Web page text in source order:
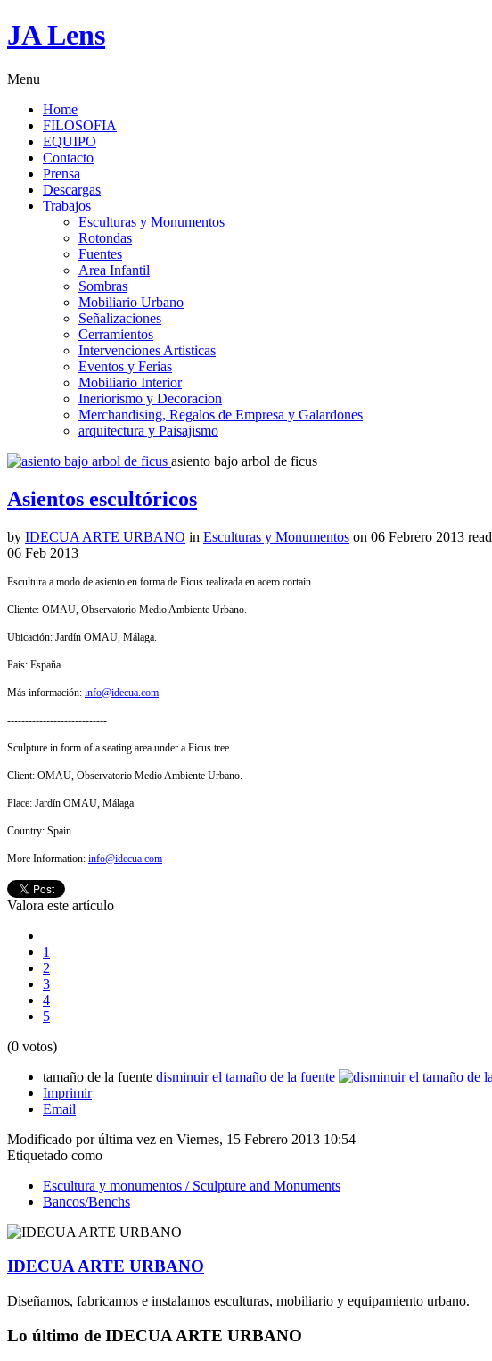
JA Lens
Menu
Home
FILOSOFIA
EQUIPO
Contacto
Prensa
Descargas
Trabajos
Esculturas y Monumentos
Rotondas
Fuentes
Area Infantil
Sombras
Mobiliario Urbano
Señalizaciones
Cerramientos
Intervenciones Artisticas
Eventos y Ferias
Mobiliario Interior
Ineriorismo y Decoracion
Merchandising, Regalos de Empresa y Galardones
arquitectura y Paisajismo
asiento bajo arbol de ficus
Asientos escultóricos
by IDECUA ARTE URBANO in Esculturas y Monumentos on 06 Febrero 2013 read
06 Feb 2013
Escultura a modo de asiento en forma de Ficus realizada en acero cortain.
Cliente: OMAU, Observatorio Medio Ambiente Urbano.
Ubicación: Jardín OMAU, Málaga.
Pais: España
Más información: info@idecua.com
----------------------------
Sculpture in form of a seating area under a Ficus tree.
Client: OMAU, Observatorio Medio Ambiente Urbano.
Place: Jardín OMAU, Málaga
Country: Spain
More Information: info@idecua.com
Valora este artículo
1
2
3
4
5
(0 votos)
tamaño de la fuente disminuir el tamaño de la fuente
Imprimir
Email
Modificado por última vez en Viernes, 15 Febrero 2013 10:54
Etiquetado como
Escultura y monumentos / Sculpture and Monuments
Bancos/Benchs
IDECUA ARTE URBANO
Diseñamos, fabricamos e instalamos esculturas, mobiliario y equipamiento urbano.
Lo último de IDECUA ARTE URBANO